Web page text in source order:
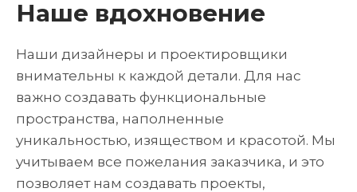
Наше вдохновение
Наши дизайнеры и проектировщики
внимательны к каждой детали. Для нас
важно создавать функциональные
пространства, наполненные
уникальностью, изяществом и красотой. Мы
учитываем все пожелания заказчика, и это
позволяет нам создавать проекты,